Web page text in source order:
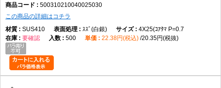
500310210040025030
この商品の詳細はコチラ
SUS410
ｽｽﾞ(白銀)
4X25(ｺｱﾀﾏ P=0.7
要確認
500 22.38円(税込) 20.35円(税抜)